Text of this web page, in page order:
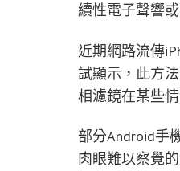
續性電子聲響
近期網路流傳
試顯示，此方
相濾鏡在某些
部分Android手
肉眼難以察覺